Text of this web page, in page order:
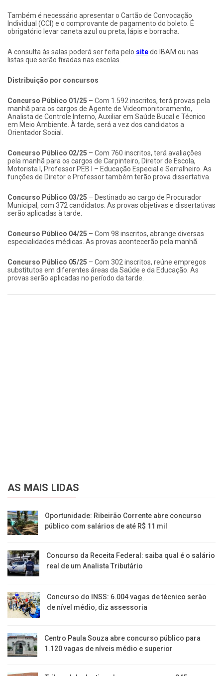
Também é necessário apresentar o Cartão de Convocação
Individual (CCI) e o comprovante de pagamento do boleto. É
obrigatório levar caneta azul ou preta, lápis e borracha.
A consulta às salas poderá ser feita pelo sitedo IBAM ou nas
listas que serão fixadas nas escolas.
Distribuição por concursos
Concurso Público 01/25 – Com 1.592 inscritos, terá provas pela
manhã para os cargos de Agente de Videomonitoramento,
Analista de Controle Interno, Auxiliar em Saúde Bucal e Técnico
em Meio Ambiente. À tarde, será a vez dos candidatos a
Orientador Social.
Concurso Público 02/25 – Com 760 inscritos, terá avaliações
pela manhã para os cargos de Carpinteiro, Diretor de Escola,
Motorista I, Professor PEB I – Educação Especial e Serralheiro. As
funções de Diretor e Professor também terão prova dissertativa.
Concurso Público 03/25 – Destinado ao cargo de Procurador
Municipal, com 372 candidatos. As provas objetivas e dissertativas
serão aplicadas à tarde.
Concurso Público 04/25 – Com 98 inscritos, abrange diversas
especialidades médicas. As provas acontecerão pela manhã.
Concurso Público 05/25 – Com 302 inscritos, reúne empregos
substitutos em diferentes áreas da Saúde e da Educação. As
provas serão aplicadas no período da tarde.
AS MAIS LIDAS
Oportunidade: Ribeirão Corrente abre concurso
público com salários de até R$ 11 mil
Concurso da Receita Federal: saiba qual é o salário
real de um Analista Tributário
Concurso do INSS: 6.004 vagas de técnico serão
de nível médio, diz assessoria
Centro Paula Souza abre concurso público para
1.120 vagas de níveis médio e superior